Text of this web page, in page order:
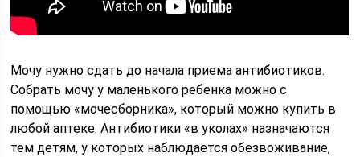
Мочу нужно сдать до начала приема антибиотиков.
Собрать мочу у маленького ребенка можно с
помощью «мочесборника», который можно купить в
любой аптеке. Антибиотики «в уколах» назначаются
тем детям, у которых наблюдается обезвоживание,